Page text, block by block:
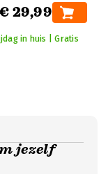
29,99
in huis | Gratis
jezelf